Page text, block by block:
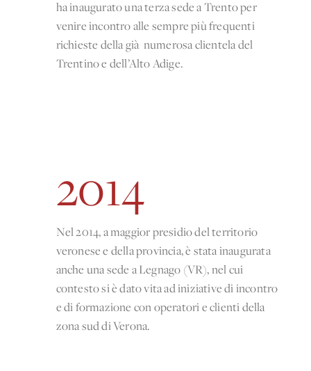
ha inaugurato una terza sede a Trento per
venire incontro alle sempre più frequenti
richieste della già numerosa clientela del
Trentino e dell’Alto Adige.
2014
Nel 2014, a maggior presidio del territorio
veronese e della provincia, è stata inaugurata
anche una sede a Legnago (VR), nel cui
contesto si è dato vita ad iniziative di incontro
e di formazione con operatori e clienti della
zona sud di Verona.